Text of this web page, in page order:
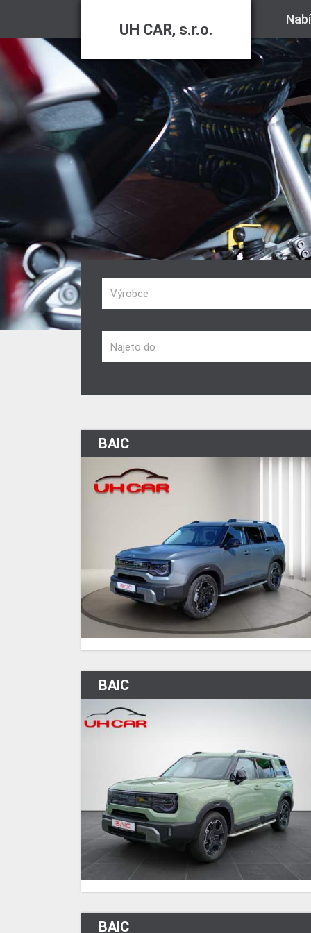
UH CAR, s.r.o.
Výrobce
Najeto do
BAIC
BAIC
BAIC